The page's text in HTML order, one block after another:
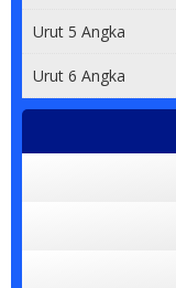
Urut 5 Angka
Urut 6 Angka